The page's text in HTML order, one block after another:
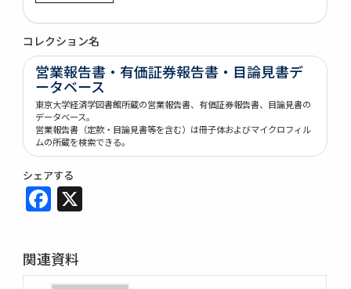
コレクション名
営業報告書・有価証券報告書・目論見書デ
ータベース
東京大学経済学図書館所蔵の営業報告書、有価証券報告書、目論見書の
データベース。
営業報告書（定款・目論見書等を含む）は冊子体およびマイクロフィル
ムの所蔵を検索できる。
シェアする
Facebook
関連資料